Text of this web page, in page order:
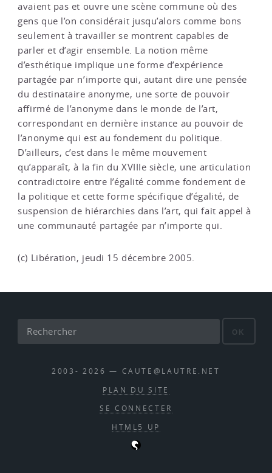
avaient pas et ouvre une scène commune où des
gens que l’on considérait jusqu’alors comme bons
seulement à travailler se montrent capables de
parler et d’agir ensemble. La notion même
d’esthétique implique une forme d’expérience
partagée par n’importe qui, autant dire une pensée
du destinataire anonyme, une sorte de pouvoir
affirmé de l’anonyme dans le monde de l’art,
correspondant en dernière instance au pouvoir de
l’anonyme qui est au fondement du politique.
D’ailleurs, c’est dans le même mouvement
qu’apparaît, à la fin du XVIIIe siècle, une articulation
contradictoire entre l’égalité comme fondement de
la politique et cette forme spécifique d’égalité, de
suspension de hiérarchies dans l’art, qui fait appel à
une communauté partagée par n’importe qui.
(c) Libération, jeudi 15 décembre 2005.
OK
2003- 2026 — CAUTE@LAUTRE.NET
PLAN DU SITE
SE CONNECTER
HTML5 UP